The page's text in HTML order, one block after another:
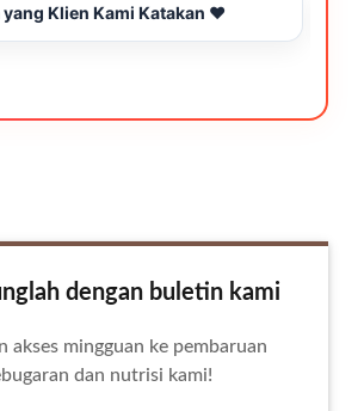
yang Klien Kami Katakan ❤️
dengan buletin kami
akses mingguan ke pembaruan
dan nutrisi kami!